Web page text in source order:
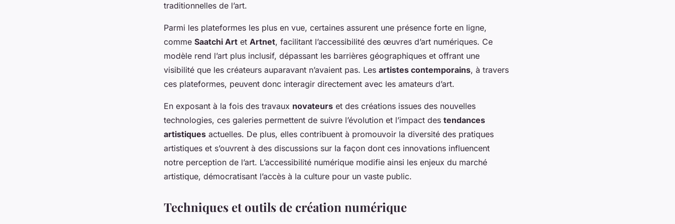
traditionnelles de l’art.
Parmi les plateformes les plus en vue, certaines assurent une présence forte en ligne,
comme Saatchi Art et Artnet, facilitant l’accessibilité des œuvres d’art numériques. Ce
modèle rend l’art plus inclusif, dépassant les barrières géographiques et offrant une
visibilité que les créateurs auparavant n’avaient pas. Les artistes contemporains, à travers
ces plateformes, peuvent donc interagir directement avec les amateurs d’art.
En exposant à la fois des travaux novateurs et des créations issues des nouvelles
technologies, ces galeries permettent de suivre l’évolution et l’impact des tendances
artistiques actuelles. De plus, elles contribuent à promouvoir la diversité des pratiques
artistiques et s’ouvrent à des discussions sur la façon dont ces innovations influencent
notre perception de l’art. L’accessibilité numérique modifie ainsi les enjeux du marché
artistique, démocratisant l’accès à la culture pour un vaste public.
Techniques et outils de création numérique